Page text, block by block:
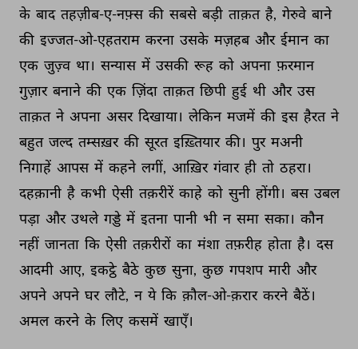
के बाद तहज़ीब-ए-नफ़्स की सबसे बड़ी ताक़त है, गेरुवे बाने
की इज्जत-ओ-एहतराम करना उसके मज़हब और ईमान का
एक जुज़्व था। सन्यास में उसकी रूह को अपना फ़रमान
गुज़ार बनाने की एक ज़िंदा ताक़त छिपी हुई थी और उस
ताक़त ने अपना असर दिखाया। लेकिन मजमें की इस हैरत ने
बहुत जल्द तम्सख़र की सूरत इख़्तियार की। पुर मअनी
निगाहें आपस में कहने लगीं, आख़िर गंवार ही तो ठहरा।
दहक़ानी है कभी ऐसी तक़रीरें काहे को सुनी होंगी। बस उबल
पड़ा और उथले गड्डे में इतना पानी भी न समा सका। कौन
नहीं जानता कि ऐसी तक़रीरों का मंशा तफ़रीह होता है। दस
आदमी आए, इकट्ठे बैठे कुछ सुना, कुछ गपशप मारी और
अपने अपने घर लौटे, न ये कि क़ौल-ओ-क़रार करने बैठें।
अमल करने के लिए कसमें खाएँ।